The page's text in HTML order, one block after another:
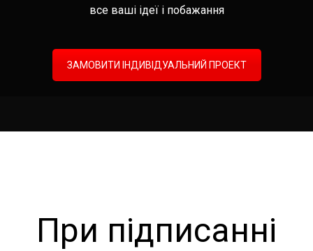
все ваші ідеї і побажання
ЗАМОВИТИ ІНДИВІДУАЛЬНИЙ ПРОЕКТ
При підписанні